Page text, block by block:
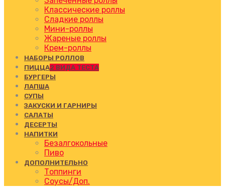
Классические роллы
Сладкие роллы
Мини-роллы
Жареные роллы
Крем-роллы
НАБОРЫ РОЛЛОВ
ПИЦЦА2 ВИДА ТЕСТА
БУРГЕРЫ
ЛАПША
СУПЫ
ЗАКУСКИ И ГАРНИРЫ
САЛАТЫ
ДЕСЕРТЫ
НАПИТКИ
Безалгокольные
Пиво
ДОПОЛНИТЕЛЬНО
Топпинги
Соусы/Доп.